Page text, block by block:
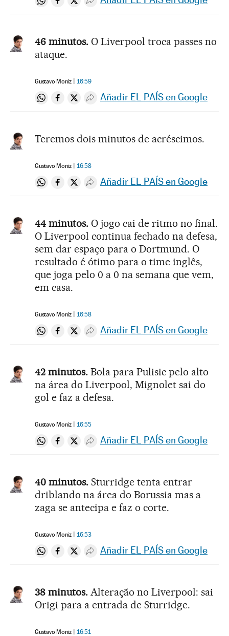
Compartir en Whatsapp
Compartir en Facebook
Compartir en Twitter
Desplegar Redes Sociales
46 minutos. O Liverpool troca passes no
ataque.
Gustavo Moniz 16:59
Compartir en Whatsapp
Compartir en Facebook
Compartir en Twitter
Desplegar Redes Sociales
Añadir EL PAÍS en Google
Teremos dois minutos de acréscimos.
Gustavo Moniz 16:58
Compartir en Whatsapp
Compartir en Facebook
Compartir en Twitter
Desplegar Redes Sociales
Añadir EL PAÍS en Google
44 minutos. O jogo cai de ritmo no final.
O Liverpool continua fechado na defesa,
sem dar espaço para o Dortmund. O
resultado é ótimo para o time inglês,
que joga pelo 0 a 0 na semana que vem,
em casa.
Gustavo Moniz 16:58
Compartir en Whatsapp
Compartir en Facebook
Compartir en Twitter
Desplegar Redes Sociales
Añadir EL PAÍS en Google
42 minutos. Bola para Pulisic pelo alto
na área do Liverpool, Mignolet sai do
gol e faz a defesa.
Gustavo Moniz 16:55
Compartir en Whatsapp
Compartir en Facebook
Compartir en Twitter
Desplegar Redes Sociales
Añadir EL PAÍS en Google
40 minutos. Sturridge tenta entrar
driblando na área do Borussia mas a
zaga se antecipa e faz o corte.
Gustavo Moniz 16:53
Compartir en Whatsapp
Compartir en Facebook
Compartir en Twitter
Desplegar Redes Sociales
Añadir EL PAÍS en Google
38 minutos. Alteração no Liverpool: sai
Origi para a entrada de Sturridge.
Gustavo Moniz 16:51